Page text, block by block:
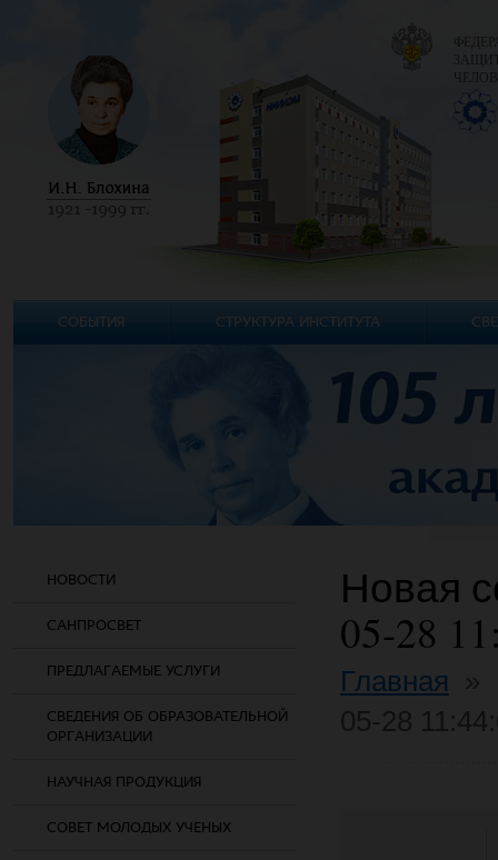
НОВОСТИ
САНПРОСВЕТ
ПРЕДЛАГАЕМЫЕ УСЛУГИ
СВЕДЕНИЯ ОБ ОБРАЗОВАТЕЛЬНОЙ
ОРГАНИЗАЦИИ
НАУЧНАЯ ПРОДУКЦИЯ
СОВЕТ МОЛОДЫХ УЧЕНЫХ
Новая
05-28
Главная
СОБЫТИЯ СТРУКТУРА ИНСТИТУТА